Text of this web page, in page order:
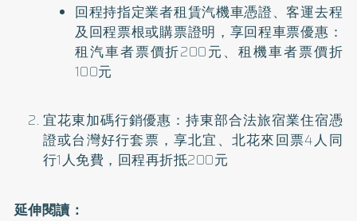
回程持指定業者租賃汽機車憑證、客運去程
及回程票根或購票證明，享回程車票優惠：
租汽車者票價折200元、租機車者票價折
100元
宜花東加碼行銷優惠：持東部合法旅宿業住宿憑
證或台灣好行套票，享北宜、北花來回票4人同
行1人免費，回程再折抵200元
延伸閱讀：